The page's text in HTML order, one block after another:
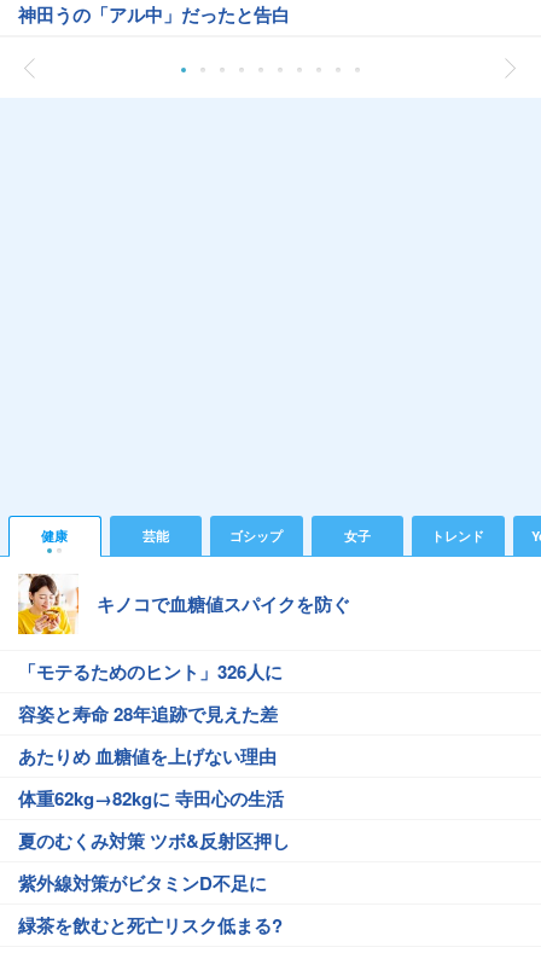
神田うの「アル中」だったと告白
健康 芸能 ゴシップ 女子 トレンド
キノコで血糖値スパイクを防ぐ
「モテるためのヒント」326人に
容姿と寿命 28年追跡で見えた差
あたりめ 血糖値を上げない理由
体重62kg→82kgに 寺田心の生活
夏のむくみ対策 ツボ&反射区押し
紫外線対策がビタミンD不足に
緑茶を飲むと死亡リスク低まる?